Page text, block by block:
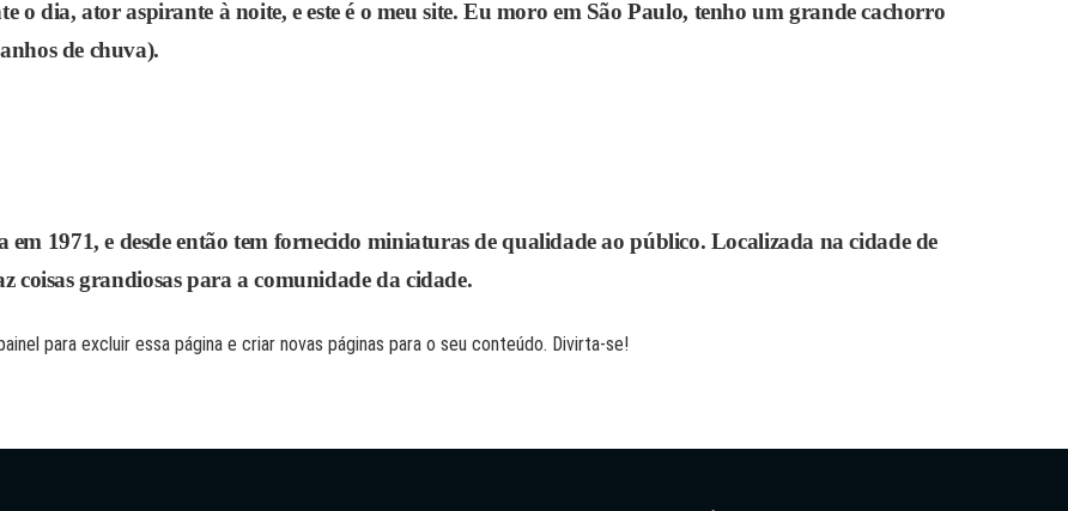
o dia, ator aspirante à noite, e este é o meu site. Eu moro em São Paulo, tenho um grande cachorro
de chuva).
1971, e desde então tem fornecido miniaturas de qualidade ao público. Localizada na cidade de
coisas grandiosas para a comunidade da cidade.
para excluir essa página e criar novas páginas para o seu conteúdo. Divirta-se!